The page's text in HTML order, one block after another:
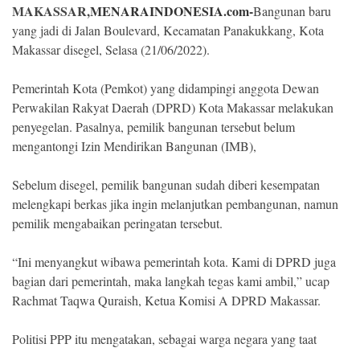
MAKASSAR,MENARAINDONESIA.com-Bangunan baru
yang jadi di Jalan Boulevard, Kecamatan Panakukkang, Kota
Makassar disegel, Selasa (21/06/2022).
Pemerintah Kota (Pemkot) yang didampingi anggota Dewan
Perwakilan Rakyat Daerah (DPRD) Kota Makassar melakukan
penyegelan. Pasalnya, pemilik bangunan tersebut belum
mengantongi Izin Mendirikan Bangunan (IMB),
Sebelum disegel, pemilik bangunan sudah diberi kesempatan
melengkapi berkas jika ingin melanjutkan pembangunan, namun
pemilik mengabaikan peringatan tersebut.
“Ini menyangkut wibawa pemerintah kota. Kami di DPRD juga
bagian dari pemerintah, maka langkah tegas kami ambil,” ucap
Rachmat Taqwa Quraish, Ketua Komisi A DPRD Makassar.
Politisi PPP itu mengatakan, sebagai warga negara yang taat